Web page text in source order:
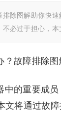
排除图解助你快
必过于担心，
？故障排除
中的重要成
文将通过故